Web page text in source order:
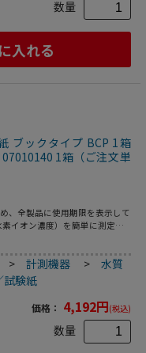
数量
入れる
ブックタイプ BCP 1箱
1箱（ご注文単
、全製品に使用期限を表示して
イオン濃度）を簡単に測定で
5.6～7.2●入数：1セット（20
>計測機器 >水質
試験紙
価格： 4,192円(税込)
数量